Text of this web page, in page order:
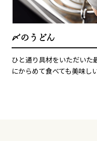
〆のうどん
ひと通り具材をいただいた
にからめて食べても美味し